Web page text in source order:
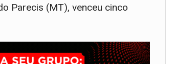
Parecis (MT), venceu cinco